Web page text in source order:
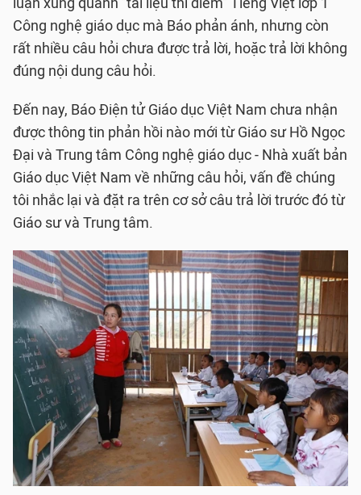
Công nghệ giáo dục mà Báo phản ánh, nhưng còn
rất nhiều câu hỏi chưa được trả lời, hoặc trả lời không
đúng nội dung câu hỏi.
Đến nay, Báo Điện tử Giáo dục Việt Nam chưa nhận
được thông tin phản hồi nào mới từ Giáo sư Hồ Ngọc
Đại và Trung tâm Công nghệ giáo dục - Nhà xuất bản
Giáo dục Việt Nam về những câu hỏi, vấn đề chúng
tôi nhắc lại và đặt ra trên cơ sở câu trả lời trước đó từ
Giáo sư và Trung tâm.